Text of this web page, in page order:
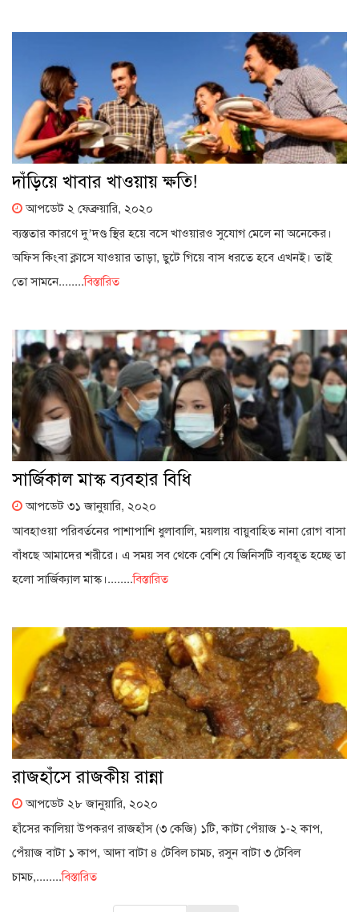
দাঁড়িয়ে খাবার খাওয়ায় ক্ষতি!
আপডেট ২ ফেব্রুয়ারি, ২০২০
ব্যস্ততার কারণে দু’দণ্ড স্থির হয়ে বসে খাওয়ারও সুযোগ মেলে না অনেকের।
অফিস কিংবা ক্লাসে যাওয়ার তাড়া, ছুটে গিয়ে বাস ধরতে হবে এখনই। তাই
তো সামনে........বিস্তারিত
সার্জিকাল মাস্ক ব্যবহার বিধি
আপডেট ৩১ জানুয়ারি, ২০২০
আবহাওয়া পরিবর্তনের পাশাপাশি ধুলাবালি, ময়লায় বায়ুবাহিত নানা রোগ বাসা
বাঁধছে আমাদের শরীরে। এ সময় সব থেকে বেশি যে জিনিসটি ব্যবহূত হচ্ছে তা
হলো সার্জিক্যাল মাস্ক।........বিস্তারিত
রাজহাঁসে রাজকীয় রান্না
আপডেট ২৮ জানুয়ারি, ২০২০
হাঁসের কালিয়া উপকরণ রাজহাঁস (৩ কেজি) ১টি, কাটা পেঁয়াজ ১-২ কাপ,
পেঁয়াজ বাটা ১ কাপ, আদা বাটা ৪ টেবিল চামচ, রসুন বাটা ৩ টেবিল
চামচ,........বিস্তারিত